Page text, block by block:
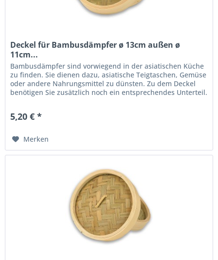
Deckel für Bambusdämpfer ø 13cm außen ø
11cm...
Bambusdämpfer sind vorwiegend in der asiatischen Küche
zu finden. Sie dienen dazu, asiatische Teigtaschen, Gemüse
oder andere Nahrungsmittel zu dünsten. Zu dem Deckel
benötigen Sie zusätzlich noch ein entsprechendes Unterteil.
5,20 € *
Merken